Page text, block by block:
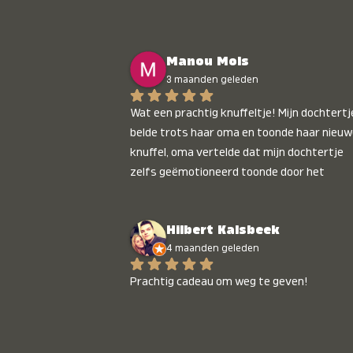
Manou Mols
3 maanden geleden
Wat een prachtig knuffeltje! Mijn
belde trots haar oma en toonde haar
knuffel, oma vertelde dat mijn dochtertje
zelfs geëmotioneerd toonde door het
Hilbert Kalsbeek
4 maanden geleden
Prachtig cadeau om weg te geven!